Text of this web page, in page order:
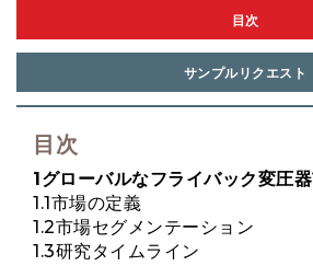
目次
サンプルリクエスト
目次
1グローバルなフライバック変圧
1.1市場の定義
1.2市場セグメンテーション
1.3研究タイムライン